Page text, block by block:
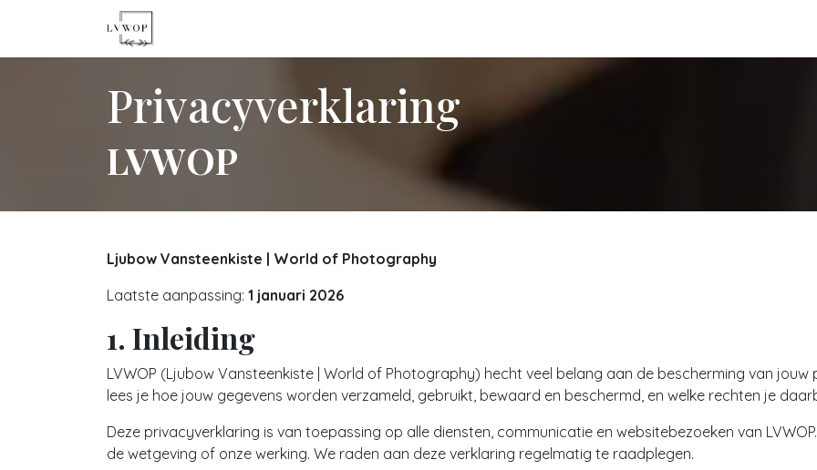
Overslaan naar inhoud
Privacyverklaring
LVWOP
Ljubow Vansteenkiste | World of Photography
Laatste aanpassing: 1 januari 2026
1. Inleiding
LVWOP (Ljubow Vansteenkiste | World of Photography) hecht veel belang aan de bescherming van
lees je hoe jouw gegevens worden verzameld, gebruikt, bewaard en beschermd, en welke rechten je
Deze privacyverklaring is van toepassing op alle diensten, communicatie en websitebezoeken van
de wetgeving of onze werking. We raden aan deze verklaring regelmatig te raadplegen.